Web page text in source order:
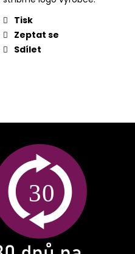
Tisk
Zeptat se
Sdílet